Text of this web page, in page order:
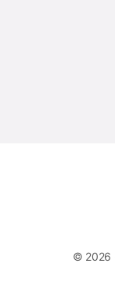
© 2026